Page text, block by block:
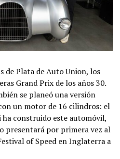
de Plata de Auto Union, los
Grand Prix de los años 30.
se planeó una versión
un motor de 16 cilindros: el
construido este automóvil,
presentará por primera vez al
of Speed en Inglaterra a